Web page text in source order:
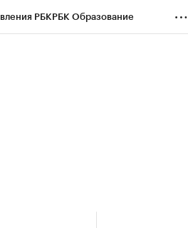
РБКРБК Образование